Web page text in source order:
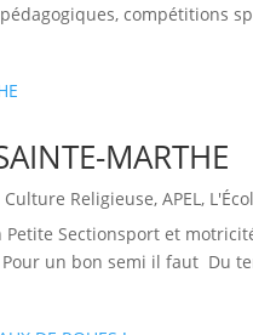
compétitions
MARTHE
Culture Religieuse,APEL ,
Petite Sectionsport et
un bon semi il faut Du